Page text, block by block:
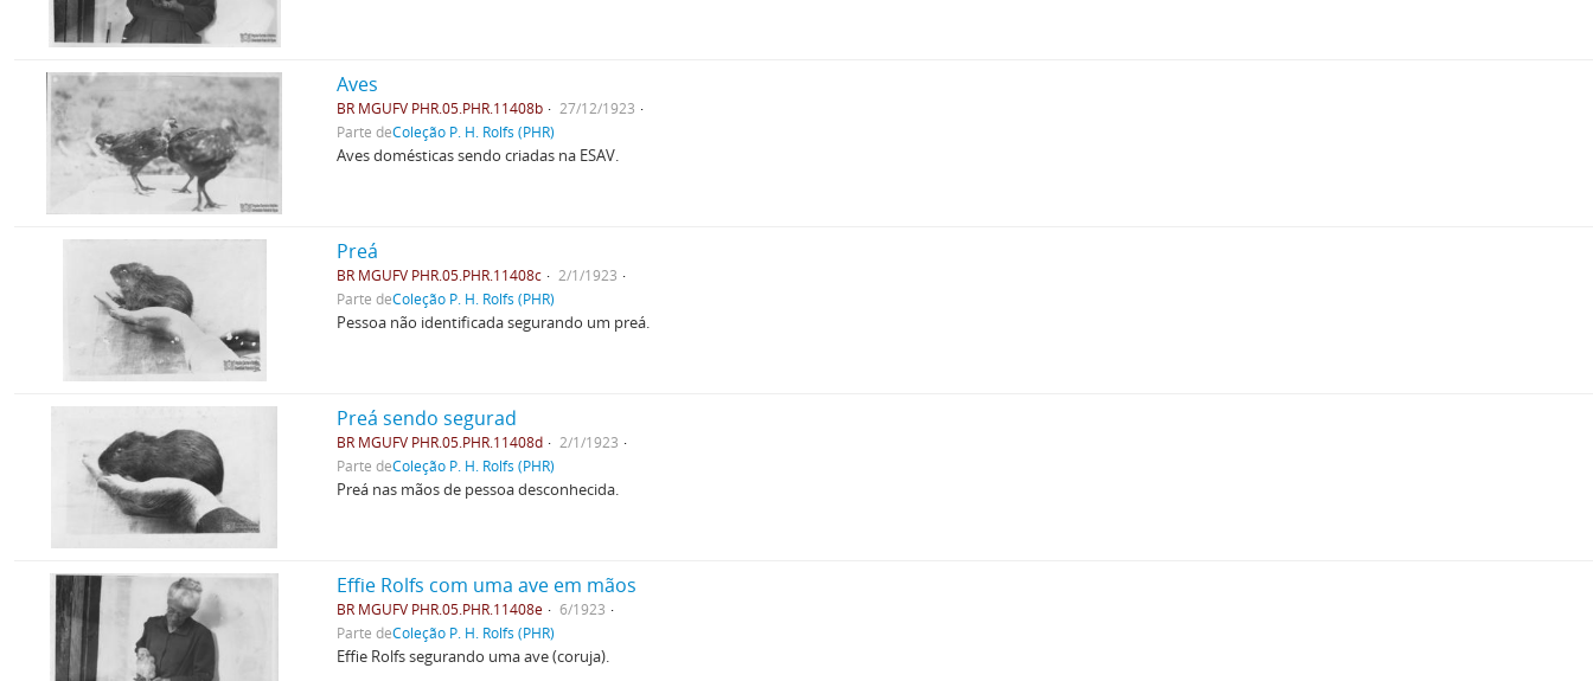
Aves
BR MGUFV PHR.05.PHR.11408b
27/12/1923
Parte deColeção P. H. Rolfs (PHR)
Aves domésticas sendo criadas na ESAV.
Preá
BR MGUFV PHR.05.PHR.11408c
2/1/1923
Parte deColeção P. H. Rolfs (PHR)
Pessoa não identificada segurando um preá.
Preá sendo segurad
BR MGUFV PHR.05.PHR.11408d
2/1/1923
Parte deColeção P. H. Rolfs (PHR)
Preá nas mãos de pessoa desconhecida.
Effie Rolfs com uma ave em mãos
BR MGUFV PHR.05.PHR.11408e
6/1923
Parte deColeção P. H. Rolfs (PHR)
Effie Rolfs segurando uma ave (coruja).